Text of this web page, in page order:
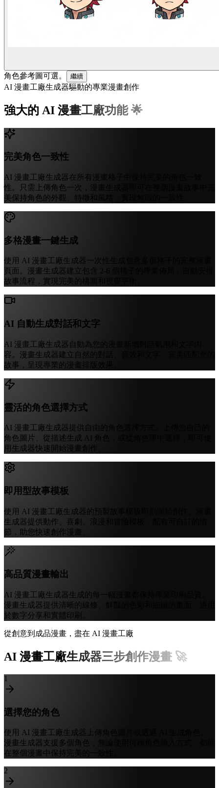
角色參考圖可選。 繼續
AI 漫畫工廠生成器驅動的專業漫畫創作
強大的 AI 漫畫工廠功能 🌟
完美角色一致性
AI 漫畫工廠生成器在所有漫畫格子中保持完美的角色一致
性。只需上傳角色一次，漫畫生成器即可在整個漫畫故事中完
美保持角色的外觀、特徵和風格，實現無瑕的一致性。
多格漫畫一鍵生成
使用 AI 漫畫工廠生成器一次性生成包含多個格子的完整漫畫
頁面。漫畫生成器建立包含 2-6 個格子的專業佈局，自動安排
故事流程，實現完美的構圖和視覺平衡。
AI 自動生成對話和文字
AI 漫畫工廠生成器自動為您的漫畫新增對話氣泡和文字內
容。漫畫生成器建立自然的對話、音效和文字，完美匹配您的
故事，呈現專業的漫畫排版效果。
靈活的角色選擇方式
AI 漫畫工廠生成器提供自由的角色選擇方式。上傳您自己的
角色圖片、從描述生成 AI 角色，或從角色庫中選擇，即可使
用生成器快速開始漫畫創作。
即用型故事模板
使用 AI 漫畫工廠生成器的預製故事模板即刻開始創作。漫畫
生成器提供動作、喜劇、浪漫和冒險模板，配有可自訂的情
節，助您快速創作漫畫。
高品質漫畫輸出
AI 漫畫工廠生成器生成的每一幅漫畫都保持專業印刷品質。
漫畫生成器提供清晰的線條、鮮豔的色彩和細緻的畫面，適用
於數字分享和實體印刷。
從創意到成品漫畫，盡在 AI 漫畫工廠
AI 漫畫工廠生成器三步創作漫畫 🚀
1
選擇您的角色
使用 AI 漫畫工廠生成器上傳角色圖片或透過 AI 生成角色。
漫畫生成器支援多個角色，無論使用何種角色輸入方式，都能
在整個漫畫中保持完美的一致性。
2